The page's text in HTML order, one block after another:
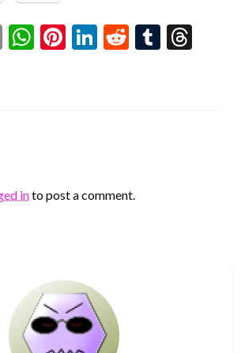
EmailWhatsApp
Pinterest
LinkedIn
RedditTumblr
into post a comment.